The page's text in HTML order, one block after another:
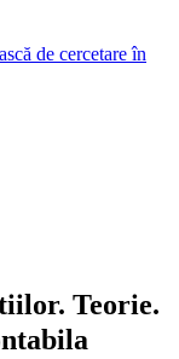
de cercetare în
Teorie.